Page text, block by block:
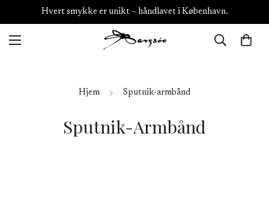
Hvert smykke er unikt – håndlavet i København.
Hjem Sputnik-armbånd
Sputnik-Armbånd